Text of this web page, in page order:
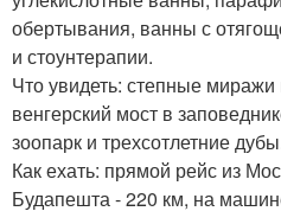
обертывания, ванны с
и стоунтерапии.
Что увидеть: степные
венгерский мост в
зоопарк и трехсотлетние
Как ехать: прямой рейс из
Будапешта - 220 км, на